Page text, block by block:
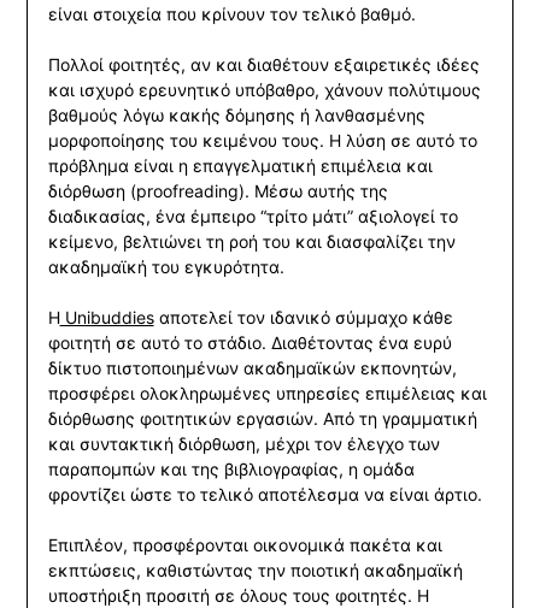
είναι στοιχεία που κρίνουν τον τελικό βαθμό.
Πολλοί φοιτητές, αν και διαθέτουν εξαιρετικές ιδέες
και ισχυρό ερευνητικό υπόβαθρο, χάνουν πολύτιμους
βαθμούς λόγω κακής δόμησης ή λανθασμένης
μορφοποίησης του κειμένου τους. Η λύση σε αυτό το
πρόβλημα είναι η επαγγελματική επιμέλεια και
διόρθωση (proofreading). Μέσω αυτής της
διαδικασίας, ένα έμπειρο “τρίτο μάτι” αξιολογεί το
κείμενο, βελτιώνει τη ροή του και διασφαλίζει την
ακαδημαϊκή του εγκυρότητα.
ΗUnibuddiesαποτελεί τον ιδανικό σύμμαχο κάθε
φοιτητή σε αυτό το στάδιο. Διαθέτοντας ένα ευρύ
δίκτυο πιστοποιημένων ακαδημαϊκών εκπονητών,
προσφέρει ολοκληρωμένες υπηρεσίες επιμέλειας και
διόρθωσης φοιτητικών εργασιών. Από τη γραμματική
και συντακτική διόρθωση, μέχρι τον έλεγχο των
παραπομπών και της βιβλιογραφίας, η ομάδα
φροντίζει ώστε το τελικό αποτέλεσμα να είναι άρτιο.
Επιπλέον, προσφέρονται οικονομικά πακέτα και
εκπτώσεις, καθιστώντας την ποιοτική ακαδημαϊκή
υποστήριξη προσιτή σε όλους τους φοιτητές. Η